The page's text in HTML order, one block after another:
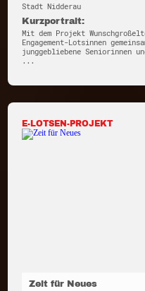
Stadt Nidderau
Kurzportrait:
Mit dem Projekt
Engagement-Lotsinnen
junggebliebene Seniorinnen
...
E-LOTSEN-PROJEKT
Zeit für Neues